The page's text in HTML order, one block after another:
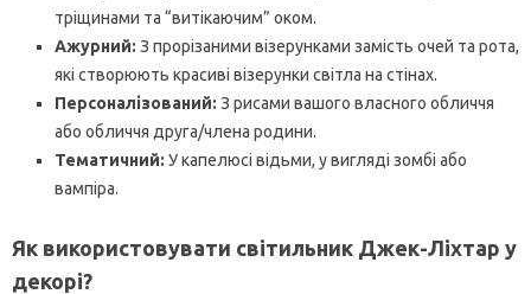
тріщинами та “витікаючим” оком.
Ажурний: З прорізаними візерунками замість очей та рота,
які створюють красиві візерунки світла на стінах.
Персоналізований: З рисами вашого власного обличчя
або обличчя друга/члена родини.
Тематичний: У капелюсі відьми, у вигляді зомбі або
вампіра.
Як використовувати світильник Джек-Ліхтар у
декорі?